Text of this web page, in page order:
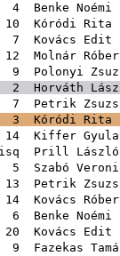
4
Benke Noémi
10
Kóródi Rita
7
Kovács Edit
12 Molnár
9 Polonyi
2 Horváth
7 Petrik
3 Kóródi Rita
14
Kiffer Gyula
Prill László
5
Szabó
13
Petrik
14
Kovács
6
Benke Noémi
20
Kovács Edit
9 Fazekas